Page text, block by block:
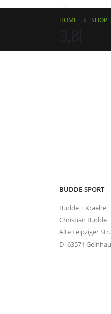
HOME SHOP
BUDDE-SPORT
Budde + Kraehe
Christian Budde
Alte Leipziger
D- 63571